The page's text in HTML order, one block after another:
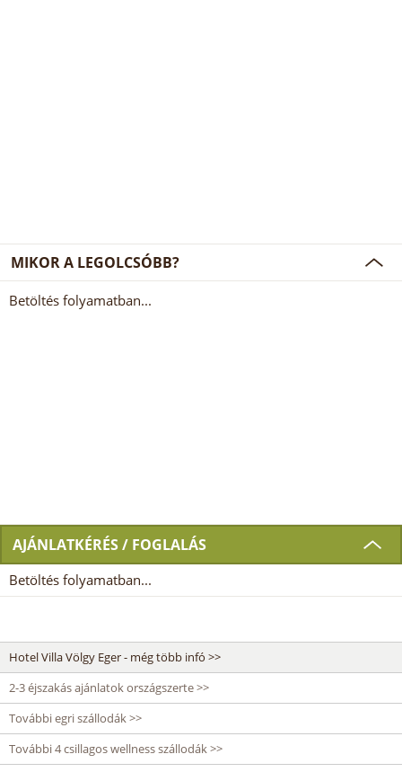
MIKOR A LEGOLCSÓBB?
Betöltés folyamatban...
AJÁNLATKÉRÉS / FOGLALÁS
Betöltés folyamatban...
Hotel Villa Völgy Eger - még több infó >>
2-3 éjszakás ajánlatok országszerte >>
További egri szállodák >>
További 4 csillagos wellness szállodák >>